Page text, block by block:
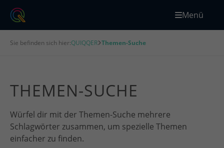
Menü
Sie befinden sich hier:QUIQQER Themen-Suche
THEMEN-SUCHE
Würfel dir mit der Themen-Suche mehrere
Schlagwörter zusammen, um spezielle Themen
einfacher zu finden.